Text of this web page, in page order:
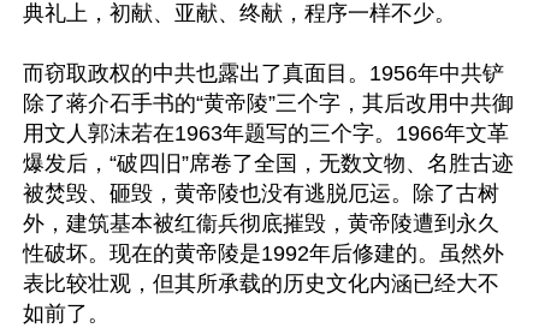
典礼上，初献、亚献、终献，程序一样不少。
而窃取政权的中共也露出了真面目。1956年中共铲
除了蒋介石手书的“黄帝陵”三个字，其后改用中共御
用文人郭沫若在1963年题写的三个字。1966年文革
爆发后，“破四旧”席卷了全国，无数文物、名胜古迹
被焚毁、砸毁，黄帝陵也没有逃脱厄运。除了古树
外，建筑基本被红衞兵彻底摧毁，黄帝陵遭到永久
性破坏。现在的黄帝陵是1992年后修建的。虽然外
表比较壮观，但其所承载的历史文化内涵已经大不
如前了。